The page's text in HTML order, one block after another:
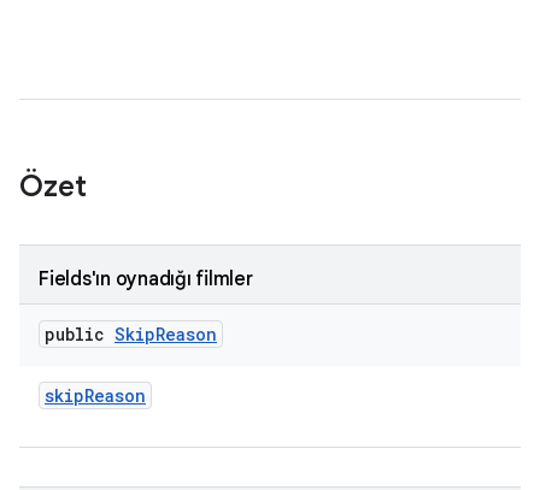
Özet
Fields'ın oynadığı filmler
public SkipReason
skipReason